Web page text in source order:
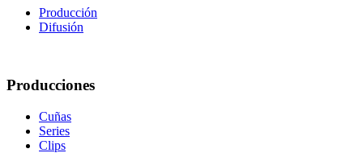
Producción
Difusión
Producciones
Cuñas
Series
Clips